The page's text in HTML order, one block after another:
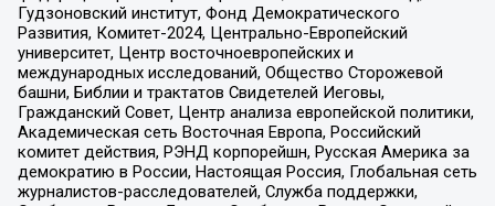
Гудзоновский институт, Фонд Демократического
Развития, Комитет-2024, Центрально-Европейский
университет, Центр восточноевропейских и
международных исследований, Общество Сторожевой
башни, Библии и трактатов Свидетелей Иеговы,
Гражданский Совет, Центр анализа европейской политики,
Академическая сеть Восточная Европа, Российский
комитет действия, РЭНД корпорейшн, Русская Америка за
демократию в России, Настоящая Россия, Глобальная сеть
журналистов-расследователей, Служба поддержки,